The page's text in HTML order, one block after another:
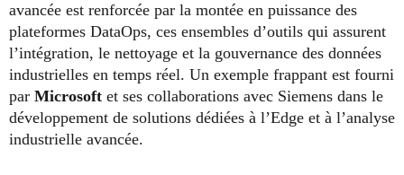
avancée est renforcée par la montée en puissance des
plateformes DataOps, ces ensembles d’outils qui assurent
l’intégration, le nettoyage et la gouvernance des données
industrielles en temps réel. Un exemple frappant est fourni
par Microsoft et ses collaborations avec Siemens dans le
développement de solutions dédiées à l’Edge et à l’analyse
industrielle avancée.